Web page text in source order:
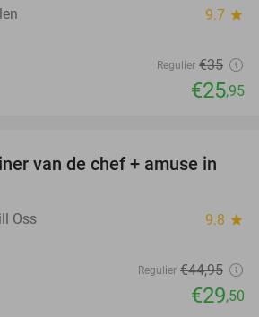
9.7 star
Regulier €35
€25,95
34%
van de chef + amuse in
Oss 9.8 star
Regulier €44,95
€29,50